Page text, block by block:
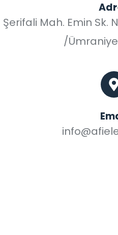
Şerifali Mah. Emin Sk.
/